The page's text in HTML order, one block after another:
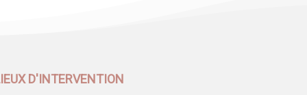
D'INTERVENTION